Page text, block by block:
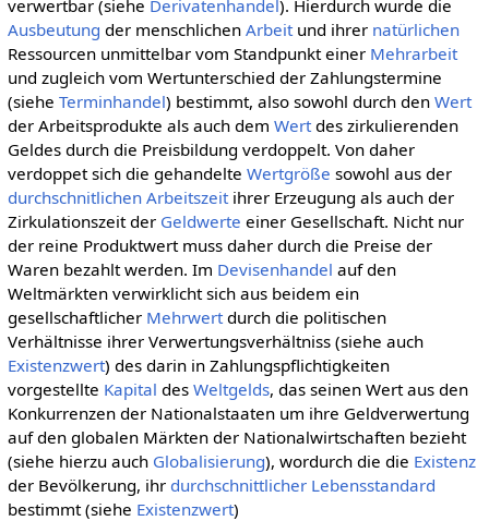
verwertbar (siehe Derivatenhandel). Hierdurch wurde die
Ausbeutung der menschlichen Arbeitund ihrer natürlichen
Ressourcen unmittelbar vom Standpunkt einer Mehrarbeit
und zugleich vom Wertunterschied der Zahlungstermine
(siehe Terminhandel) bestimmt, also sowohl durch den Wert
der Arbeitsprodukte als auch dem Wertdes zirkulierenden
Geldes durch die Preisbildung verdoppelt. Von daher
verdoppet sich die gehandelte Wertgröße sowohl aus der
durchschnitlichen Arbeitszeitihrer Erzeugung als auch der
Zirkulationszeit der Geldwerte einer Gesellschaft. Nicht nur
der reine Produktwert muss daher durch die Preise der
Waren bezahlt werden. Im Devisenhandel auf den
Weltmärkten verwirklicht sich aus beidem ein
gesellschaftlicher Mehrwertdurch die politischen
Verhältnisse ihrer Verwertungsverhältniss (siehe auch
Existenzwert) des darin in Zahlungspflichtigkeiten
vorgestellte Kapital des Weltgelds, das seinen Wert aus den
Konkurrenzen der Nationalstaaten um ihre Geldverwertung
auf den globalen Märkten der Nationalwirtschaften bezieht
(siehe hierzu auch Globalisierung), wordurch die die Existenz
der Bevölkerung, ihr durchschnittlicher Lebensstandard
bestimmt (siehe Existenzwert)